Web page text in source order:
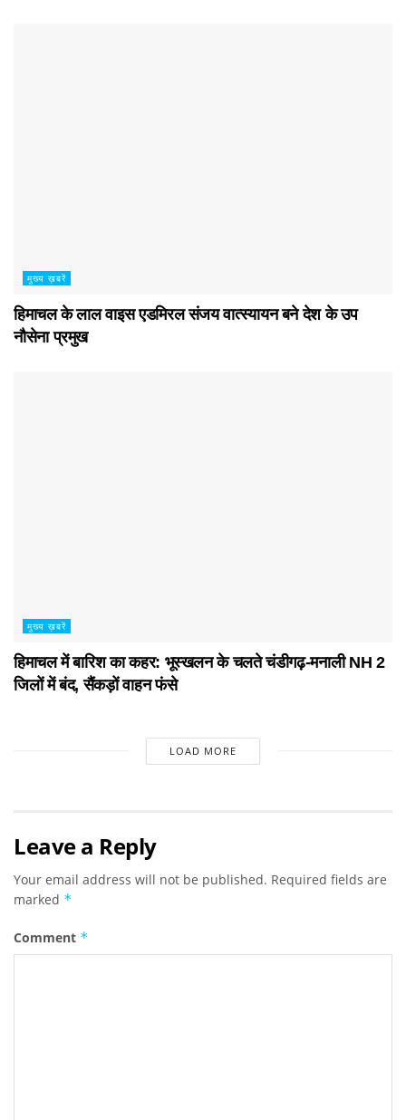
मुख्य ख़बरें
हिमाचल के लाल वाइस एडमिरल संजय वात्स्यायन बने देश के उप
नौसेना प्रमुख
मुख्य ख़बरें
हिमाचल में बारिश का कहर: भूस्खलन के चलते चंडीगढ़-मनाली NH 2
जिलों में बंद, सैंकड़ों वाहन फंसे
LOAD MORE
Leave a Reply
Your email address will not be published. Required fields are
marked *
Comment *